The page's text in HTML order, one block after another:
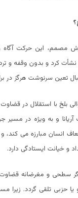
مصمم، این حرکت آگاه
کرد و بدون وقفه و
تعین سرنوشت هرگز در
بلخ با استقلال در
و به ویژه در مسیر
مبارزه می کند، و
و خیانت ایستادگی دارد.
سطحی و مغرضانه
حزبی تلقی گردد. زیرا